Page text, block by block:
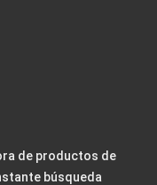
de productos de
búsqueda